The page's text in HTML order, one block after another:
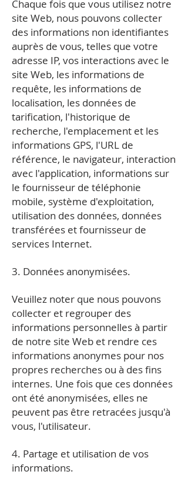
Chaque fois que vous utilisez notre
site Web, nous pouvons collecter
des informations non identifiantes
auprès de vous, telles que votre
adresse IP, vos interactions avec le
site Web, les informations de
requête, les informations de
localisation, les données de
tarification, l'historique de
recherche, l'emplacement et les
informations GPS, l'URL de
référence, le navigateur, interaction
avec l'application, informations sur
le fournisseur de téléphonie
mobile, système d'exploitation,
utilisation des données, données
transférées et fournisseur de
services Internet.
3. Données anonymisées.
Veuillez noter que nous pouvons
collecter et regrouper des
informations personnelles à partir
de notre site Web et rendre ces
informations anonymes pour nos
propres recherches ou à des fins
internes. Une fois que ces données
ont été anonymisées, elles ne
peuvent pas être retracées jusqu'à
vous, l'utilisateur.
4. Partage et utilisation de vos
informations.